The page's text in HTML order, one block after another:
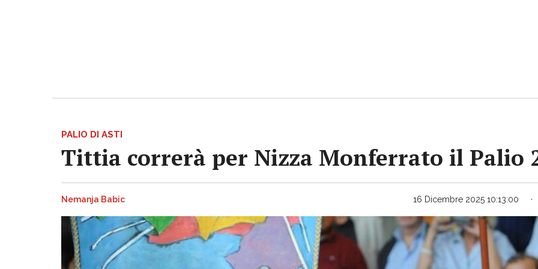
PALIO DI ASTI
Tittia correrà per Nizza Monferrato il Palio
Nemanja Babic 16 Dicembre 2025 10:13:00